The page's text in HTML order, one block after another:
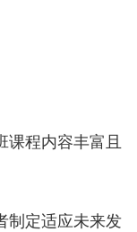
课程内容丰富且
制定适应未来发